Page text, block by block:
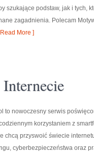
szukające podstaw, jak i tych,
zagadnienia. Polecam
More ]
to nowoczesny serwis
korzystaniem z
chcą przyswoić świecie
cyberbezpieczeństwa oraz